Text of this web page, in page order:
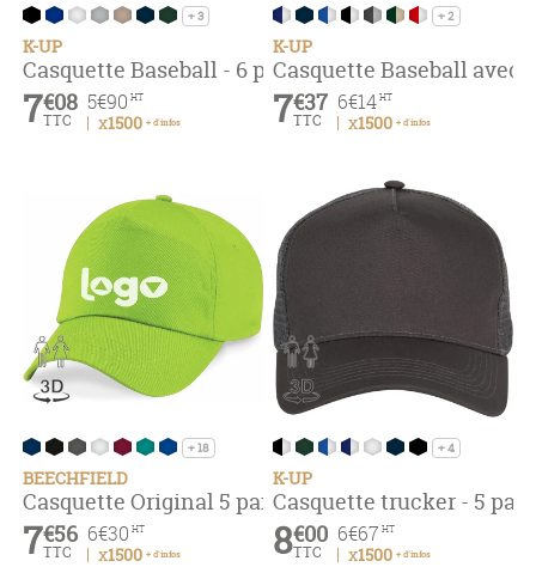
+ 3
K-UP
Casquette Baseball - 6 panneaux
5€90 HT
x1500 + d'infos
7€08
TTC
+ 2
K-UP
Casquette Baseball
6€14 HT
x1500 + d'infos
7€37
TTC
+ 18
BEECHFIELD
Casquette Original 5 panneaux
6€30 HT
x1500 + d'infos
7€56
TTC
+ 4
K-UP
Casquette trucker - 5
6€67 HT
x1500 + d'infos
8€00
TTC